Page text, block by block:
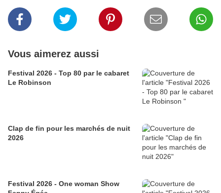
Vous aimerez aussi
Festival 2026 - Top 80 par le cabaret
Le Robinson
Clap de fin pour les marchés de nuit
2026
Festival 2026 - One woman Show